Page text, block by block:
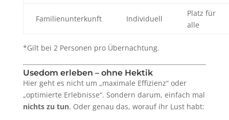
Familienunterkunft Individuell
Platz für
alle
*Gilt bei 2 Personen pro Übernachtung.
Usedom erleben – ohne Hektik
Hier geht es nicht um „maximale Effizienz“ oder
„optimierte Erlebnisse“. Sondern darum, einfach mal
nichts zu tun. Oder genau das, worauf ihr Lust habt: